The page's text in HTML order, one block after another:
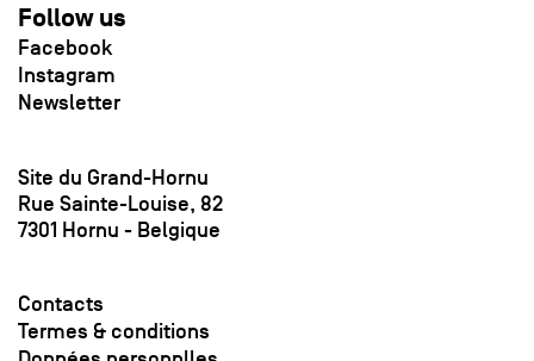
Follow us
Facebook
Instagram
Newsletter
Site du Grand-Hornu
Rue Sainte-Louise, 82
7301 Hornu - Belgique
Contacts
Termes & conditions